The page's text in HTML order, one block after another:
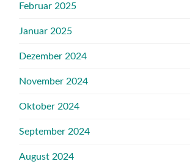
Februar 2025
Januar 2025
Dezember 2024
November 2024
Oktober 2024
September 2024
August 2024